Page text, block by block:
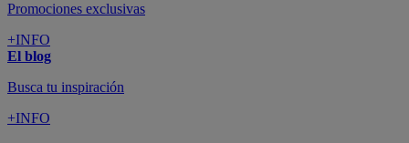
Promociones exclusivas
+INFO
El blog
Busca tu inspiración
+INFO